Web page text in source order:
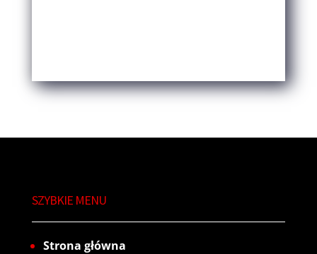
SZYBKIE MENU
Strona główna